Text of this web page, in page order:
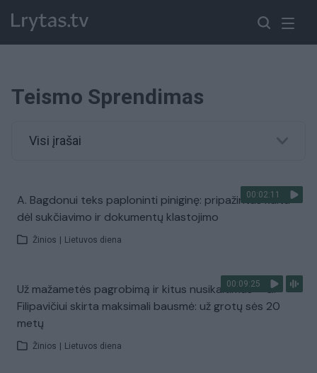
Teismo Sprendimas
Visi įrašai
00:02:11
A. Bagdonui teks paploninti piniginę: pripažintas kaltu
dėl sukčiavimo ir dokumentų klastojimo
Žinios Lietuvos diena
00:09:25
Už mažametės pagrobimą ir kitus nusikaltimus – G.
Filipavičiui skirta maksimali bausmė: už grotų sės 20
metų
Žinios Lietuvos diena